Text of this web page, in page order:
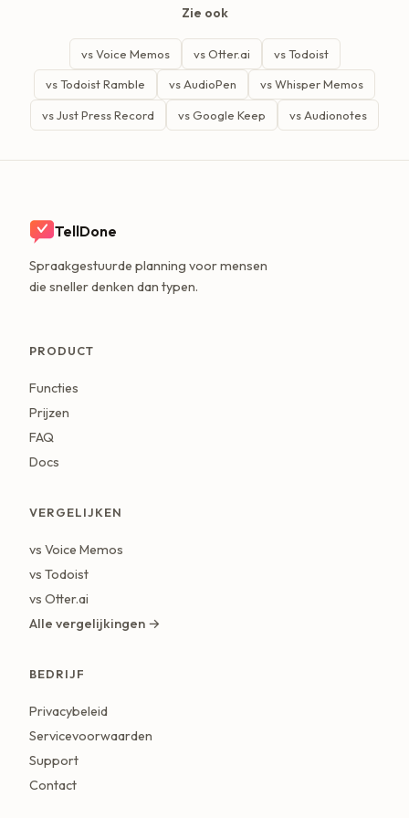
Zie ook
vs Voice Memos vs Otter.ai vs Todoist
vs Todoist Ramble vs AudioPen vs Whisper Memos
vs Just Press Record vs Google Keep vs Audionotes
TellDone
Spraakgestuurde planning voor mensen
die sneller denken dan typen.
PRODUCT
Functies
Prijzen
FAQ
Docs
VERGELIJKEN
vs Voice Memos
vs Todoist
vs Otter.ai
Alle vergelijkingen →
BEDRIJF
Privacybeleid
Servicevoorwaarden
Support
Contact